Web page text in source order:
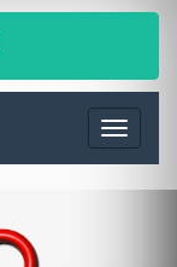
Menú